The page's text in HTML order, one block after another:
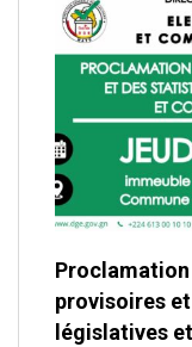
provisoires
législatives